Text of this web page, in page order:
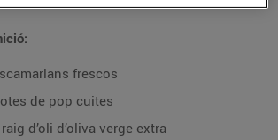
frescos
de pop cuites
d’oli d’oliva verge extra